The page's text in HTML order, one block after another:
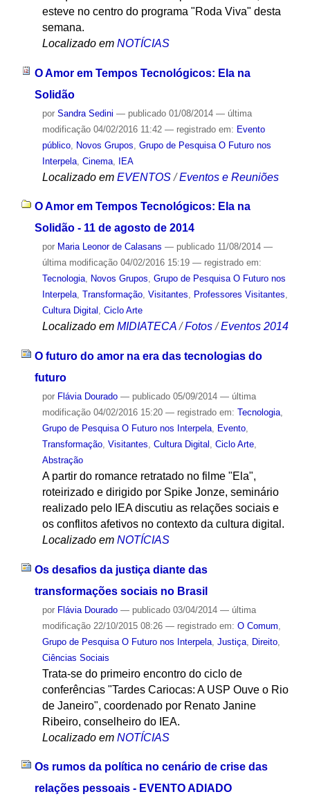
esteve no centro do programa "Roda Viva" desta
semana.
Localizado em NOTÍCIAS
O Amor em Tempos Tecnológicos: Ela na
Solidão
por Sandra Sedini — publicado01/08/2014 — última
modificação04/02/2016 11:42 — registrado em: Evento
público, Novos Grupos Grupo de Pesquisa O Futuro nos
Interpela, Cinema, IEA
Localizado em EVENTOS /Eventos e Reuniões
O Amor em Tempos Tecnológicos: Ela na
Solidão - 11 de agosto de 2014
por Maria Leonor de Calasans — publicado11/08/2014 —
última modificação04/02/2016 15:19 — registrado em:
Tecnologia, Novos Grupos, Grupo de Pesquisa O Futuro nos
Interpela, Transformação, Visitantes, Professores Visitantes,
Cultura Digital , Ciclo Arte
Localizado em MIDIATECA /Fotos /Eventos 2014
O futuro do amor na era das tecnologias do
futuro
por Flávia Dourado — publicado05/09/2014 — última
modificação04/02/2016 15:20 — registrado em: Tecnologia,
Grupo de Pesquisa O Futuro nos Interpela, Evento,
Transformação, Visitantes, Cultura Digital , Ciclo Arte,
Abstração
A partir do romance retratado no filme "Ela",
roteirizado e dirigido por Spike Jonze, seminário
realizado pelo IEA discutiu as relações sociais e
os conflitos afetivos no contexto da cultura digital.
Localizado em NOTÍCIAS
Os desafios da justiça diante das
transformações sociais no Brasil
por Flávia Dourado — publicado03/04/2014 — última
modificação22/10/2015 08:26 — registrado em: O Comum
Grupo de Pesquisa O Futuro nos Interpela, Justiça, Direito,
Ciências Sociais
Trata-se do primeiro encontro do ciclo de
conferências "Tardes Cariocas: A USP Ouve o Rio
de Janeiro", coordenado por Renato Janine
Ribeiro, conselheiro do IEA.
Localizado em NOTÍCIAS
Os rumos da política no cenário de crise das
relações pessoais - EVENTO ADIADO